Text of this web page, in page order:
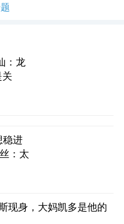
：龙
稳进
：太
现身，大妈凯多是他的